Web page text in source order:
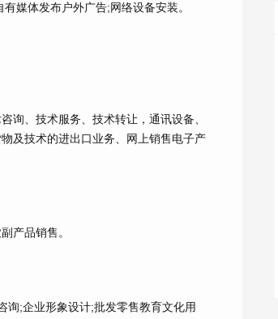
媒体发布户外广告;网络设备安装。
、技术服务、技术转让，通讯设备、
及技术的进出口业务、网上销售电子产
产品销售。
;企业形象设计;批发零售教育文化用